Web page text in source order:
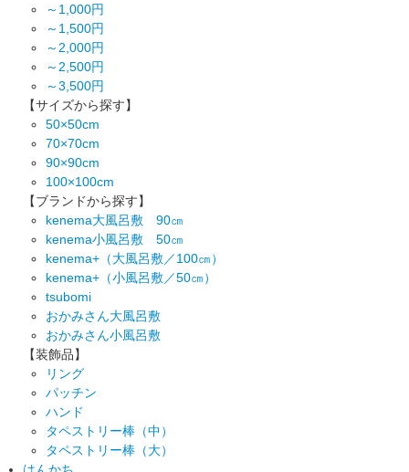
～1,000円
～1,500円
～2,000円
～2,500円
～3,500円
【サイズから探す】
50×50cm
70×70cm
90×90cm
100×100cm
【ブランドから探す】
kenema大風呂敷 90㎝
kenema小風呂敷 50㎝
kenema+（大風呂敷／100㎝）
kenema+（小風呂敷／50㎝）
tsubomi
おかみさん大風呂敷
おかみさん小風呂敷
【装飾品】
リング
パッチン
ハンド
タペストリー棒（中）
タペストリー棒（大）
はんかち